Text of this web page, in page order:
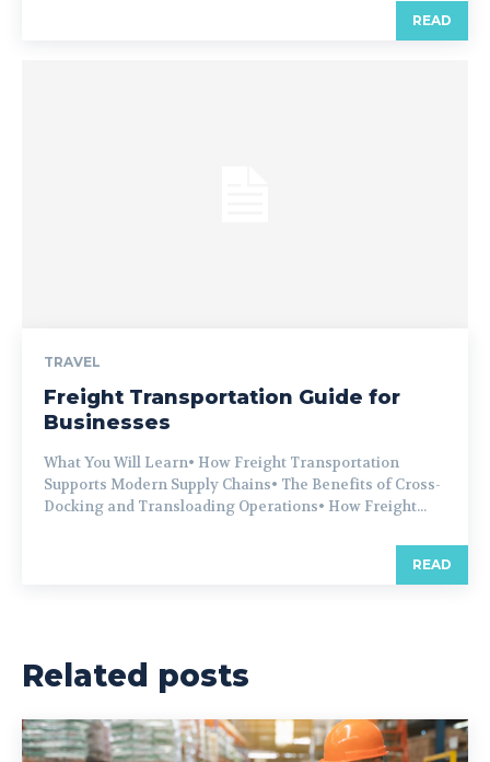
READ
TRAVEL
Freight Transportation Guide for
Businesses
What You Will Learn• How Freight Transportation
Supports Modern Supply Chains• The Benefits of Cross-
Docking and Transloading Operations• How Freight...
READ
Related posts